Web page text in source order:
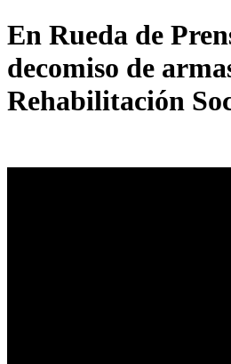
En Rueda de
decomiso de
Rehabilitación